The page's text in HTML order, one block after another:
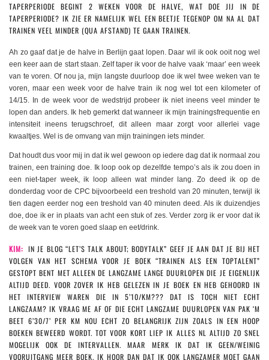
TAPERPERIODE BEGINT 2 WEKEN VOOR DE HALVE, WAT DOE JIJ IN DE
TAPERPERIODE? IK ZIE ER NAMELIJK WEL EEN BEETJE TEGENOP OM NA AL DAT
TRAINEN VEEL MINDER (QUA AFSTAND) TE GAAN TRAINEN.
Ah zo gaaf dat je de halve in Berlijn gaat lopen. Daar wil ik ook ooit nog wel
een keer aan de start staan. Zelf taper ik voor de halve vaak ‘maar’ een week
van te voren. Of nou ja, mijn langste duurloop doe ik wel twee weken van te
voren, maar een week voor de halve train ik nog wel tot een kilometer of
14/15. In de week voor de wedstrijd probeer ik niet ineens veel minder te
lopen dan anders. Ik heb gemerkt dat wanneer ik mijn trainingsfrequentie en
intensiteit ineens terugschroef, dit alleen maar zorgt voor allerlei vage
kwaaltjes. Wel is de omvang van mijn trainingen iets minder.
Dat houdt dus voor mij in dat ik wel gewoon op iedere dag dat ik normaal zou
trainen, een training doe. Ik loop ook op dezelfde tempo’s als ik zou doen in
een niet-taper week, ik loop alleen wat minder lang. Zo deed ik op de
donderdag voor de CPC bijvoorbeeld een treshold van 20 minuten, terwijl ik
tien dagen eerder nog een treshold van 40 minuten deed. Als ik duizendjes
doe, doe ik er in plaats van acht een stuk of zes. Verder zorg ik er voor dat ik
de week van te voren goed slaap en eet/drink.
KIM: IN JE BLOG “LET’S TALK ABOUT; BODYTALK” GEEF JE AAN DAT JE BIJ HET
VOLGEN VAN HET SCHEMA VOOR JE BOEK “TRAINEN ALS EEN TOPTALENT”
GESTOPT BENT MET ALLEEN DE LANGZAME LANGE DUURLOPEN DIE JE EIGENLIJK
ALTIJD DEED. VOOR ZOVER IK HEB GELEZEN IN JE BOEK EN HEB GEHOORD IN
HET INTERVIEW WAREN DIE IN 5’10/KM??? DAT IS TOCH NIET ECHT
LANGZAAM? IK VRAAG ME AF OF DIE ECHT LANGZAME DUURLOPEN VAN PAK ‘M
BEET 6’30/7’ PER KM NOU ECHT ZO BELANGRIJK ZIJN ZOALS IN EEN HOOP
BOEKEN BEWEERD WORDT. TOT VOOR KORT LIEP IK ALLES NL ALTIJD ZO SNEL
MOGELIJK OOK DE INTERVALLEN. MAAR MERK IK DAT IK GEEN/WEINIG
VOORUITGANG MEER BOEK. IK HOOR DAN DAT IK OOK LANGZAMER MOET GAAN